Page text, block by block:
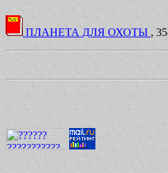
ПЛАНЕТА ДЛЯ ОХОТЫ ,